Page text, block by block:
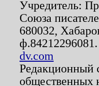
Учредитель:
Союза
680032,
dv.com
Редакционный